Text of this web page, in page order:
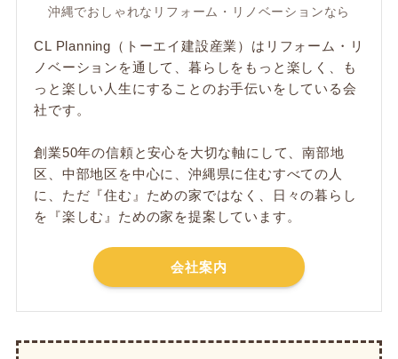
沖縄でおしゃれなリフォーム・リノベーションなら
CL Planning（トーエイ建設産業）はリフォーム・リ
ノベーションを通して、暮らしをもっと楽しく、も
っと楽しい人生にすることのお手伝いをしている会
社です。
創業50年の信頼と安心を大切な軸にして、南部地
区、中部地区を中心に、沖縄県に住むすべての人
に、ただ​『住む』ための家ではなく、日々の暮らし
を『楽しむ』ための家を提案しています。
会社案内